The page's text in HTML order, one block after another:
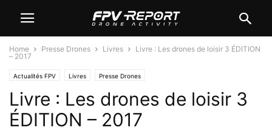
Home Presse Drones Livres
Livre : Les drones de loisir 3 ÉDITION
– 2017
Actualités FPV Livres Presse Drones
Livre : Les drones de loisir 3
ÉDITION – 2017